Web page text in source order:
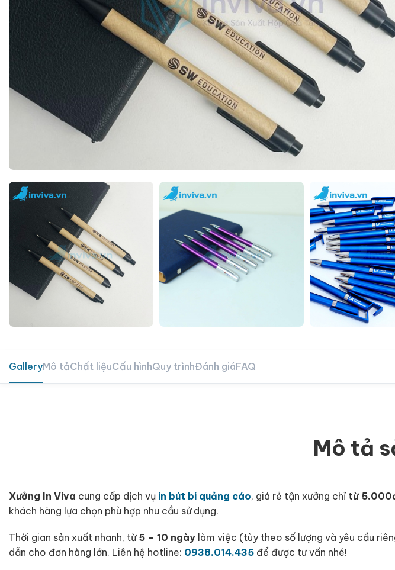
GalleryMô tảChất liệuCấu hìnhQuy trìnhĐánh giáFAQ
Mô tả
Xưởng In Viva cung cấp dịch vụ in bút bi quảng cáo, giá rẻ tận xưởng chỉ từ
khách hàng lựa chọn phù hợp nhu cầu sử dụng.
Thời gian sản xuất nhanh, từ 5 – 10 ngày làm việc (tùy theo số lượng và yêu cầu
dẫn cho đơn hàng lớn. Liên hệ hotline: 0938.014.435 để được tư vấn nhé!